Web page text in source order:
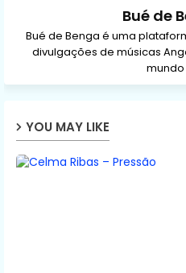
Bué de
Bué de Benga é uma
divulgações de músicas
YOU MAY LIKE